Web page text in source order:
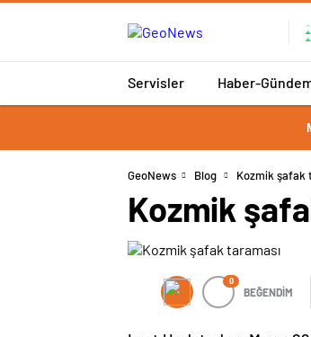
Servisler Haber-
GeoNews Blog Kozmik şafak
Kozmik
0
BEĞENDİM